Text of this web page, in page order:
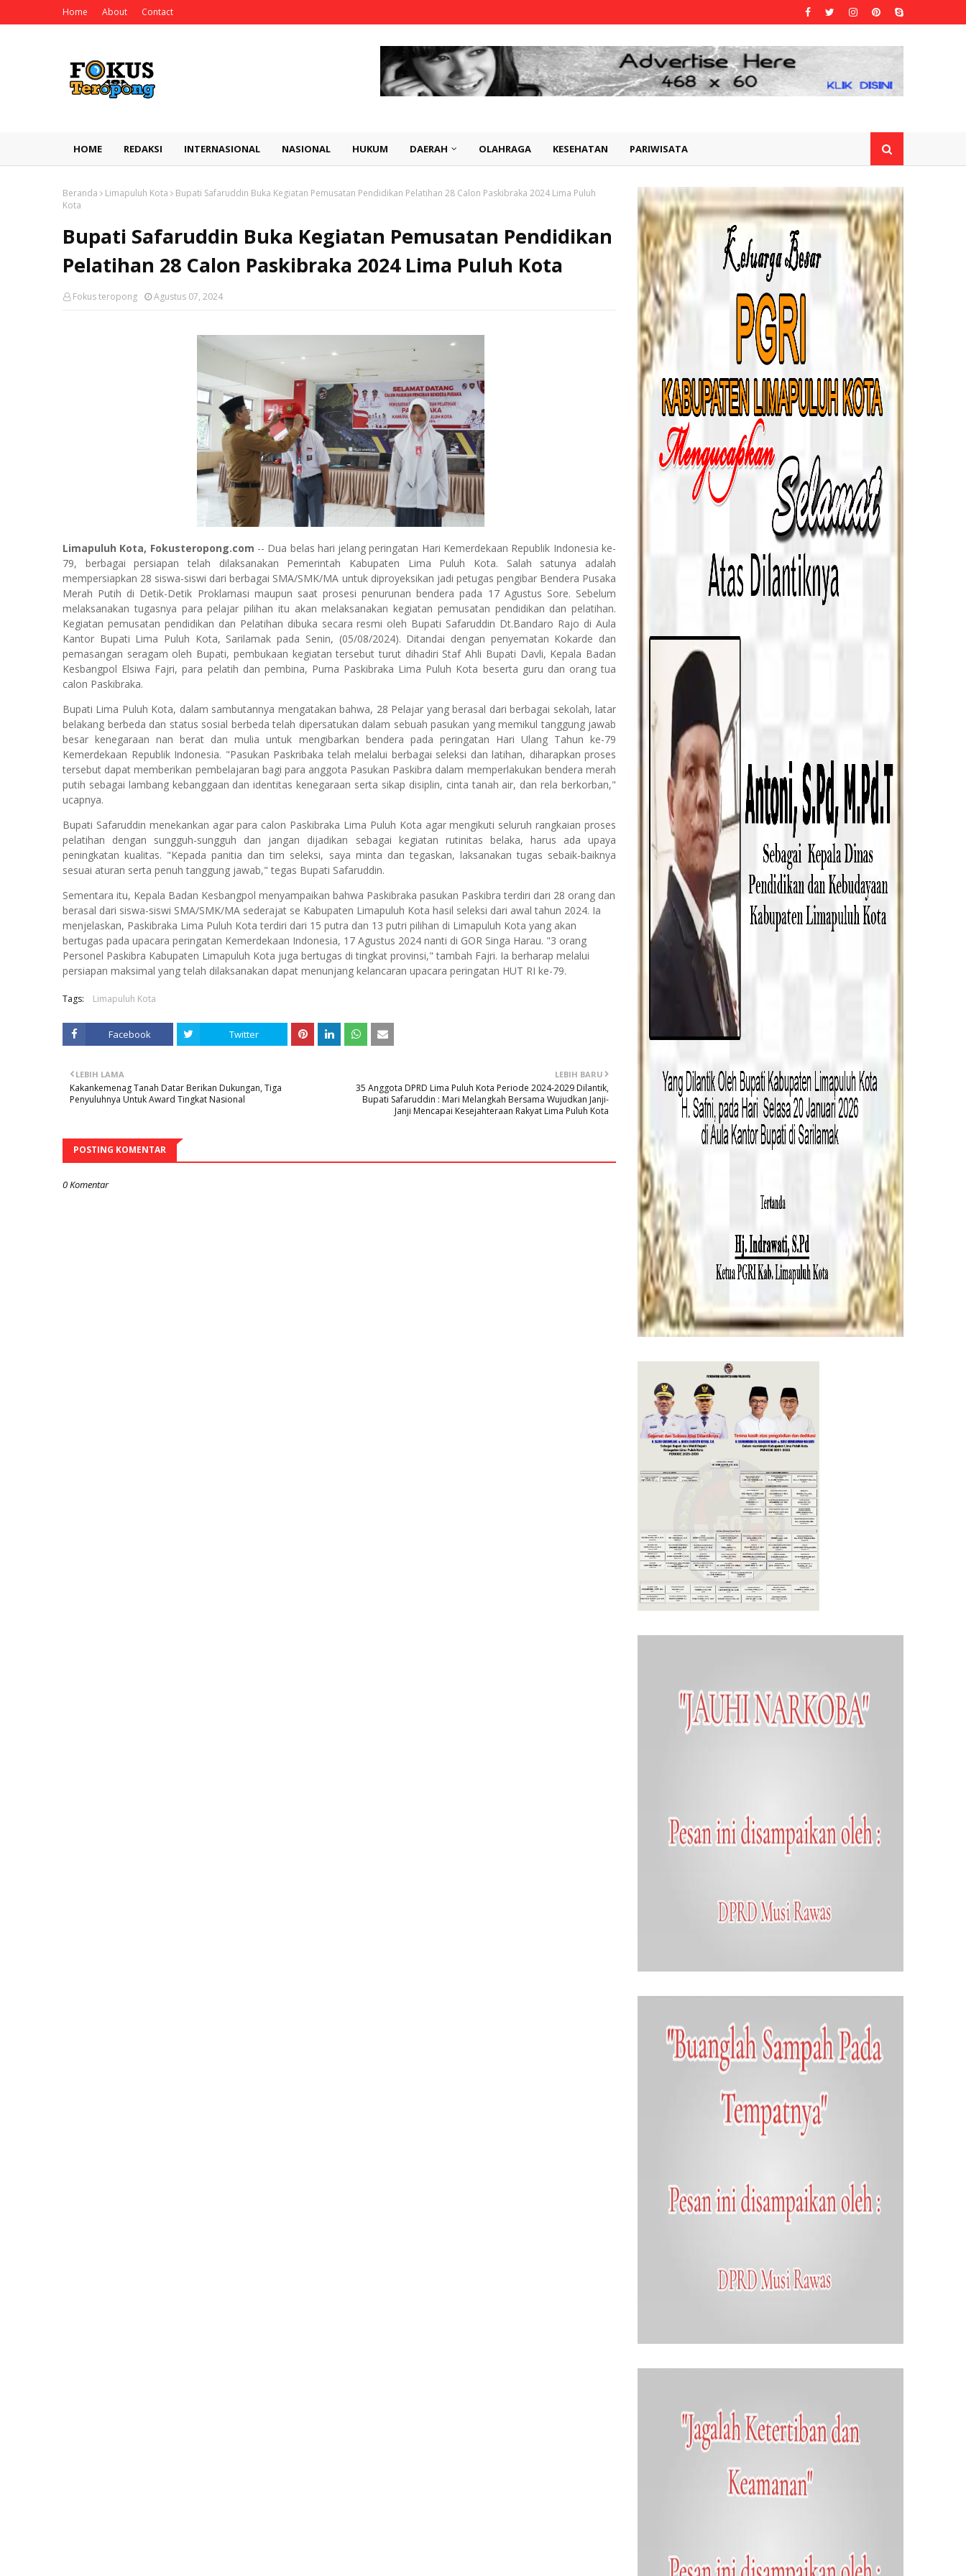
Home About Contact
HOME REDAKSI INTERNASIONAL NASIONAL HUKUM DAERAH OLAHRAGA KESEHATAN PARIWISATA
Beranda Limapuluh Kota
Bupati Safaruddin Buka Kegiatan Pemusatan Pendidikan Pelatihan 28 Calon Paskibraka 2024 Lima Puluh
Kota
Bupati Safaruddin Buka Kegiatan Pemusatan Pendidikan
Pelatihan 28 Calon Paskibraka 2024 Lima Puluh Kota
Fokus teropong Agustus 07, 2024
Limapuluh Kota, Fokusteropong.com -- Dua belas hari jelang peringatan Hari Kemerdekaan Republik Indonesia ke-
79, berbagai persiapan telah dilaksanakan Pemerintah Kabupaten Lima Puluh Kota. Salah satunya adalah
mempersiapkan 28 siswa-siswi dari berbagai SMA/SMK/MA untuk diproyeksikan jadi petugas pengibar Bendera Pusaka
Merah Putih di Detik-Detik Proklamasi maupun saat prosesi penurunan bendera pada 17 Agustus Sore. Sebelum
melaksanakan tugasnya para pelajar pilihan itu akan melaksanakan kegiatan pemusatan pendidikan dan pelatihan.
Kegiatan pemusatan pendidikan dan Pelatihan dibuka secara resmi oleh Bupati Safaruddin Dt.Bandaro Rajo di Aula
Kantor Bupati Lima Puluh Kota, Sarilamak pada Senin, (05/08/2024). Ditandai dengan penyematan Kokarde dan
pemasangan seragam oleh Bupati, pembukaan kegiatan tersebut turut dihadiri Staf Ahli Bupati Davli, Kepala Badan
Kesbangpol Elsiwa Fajri, para pelatih dan pembina, Purna Paskibraka Lima Puluh Kota beserta guru dan orang tua
calon Paskibraka.
Bupati Lima Puluh Kota, dalam sambutannya mengatakan bahwa, 28 Pelajar yang berasal dari berbagai sekolah, latar
belakang berbeda dan status sosial berbeda telah dipersatukan dalam sebuah pasukan yang memikul tanggung jawab
besar kenegaraan nan berat dan mulia untuk mengibarkan bendera pada peringatan Hari Ulang Tahun ke-79
Kemerdekaan Republik Indonesia. "Pasukan Paskribaka telah melalui berbagai seleksi dan latihan, diharapkan proses
tersebut dapat memberikan pembelajaran bagi para anggota Pasukan Paskibra dalam memperlakukan bendera merah
putih sebagai lambang kebanggaan dan identitas kenegaraan serta sikap disiplin, cinta tanah air, dan rela berkorban,"
ucapnya.
Bupati Safaruddin menekankan agar para calon Paskibraka Lima Puluh Kota agar mengikuti seluruh rangkaian proses
pelatihan dengan sungguh-sungguh dan jangan dijadikan sebagai kegiatan rutinitas belaka, harus ada upaya
peningkatan kualitas. "Kepada panitia dan tim seleksi, saya minta dan tegaskan, laksanakan tugas sebaik-baiknya
sesuai aturan serta penuh tanggung jawab," tegas Bupati Safaruddin.
Sementara itu, Kepala Badan Kesbangpol menyampaikan bahwa Paskibraka pasukan Paskibra terdiri dari 28 orang dan
berasal dari siswa-siswi SMA/SMK/MA sederajat se Kabupaten Limapuluh Kota hasil seleksi dari awal tahun 2024. Ia
menjelaskan, Paskibraka Lima Puluh Kota terdiri dari 15 putra dan 13 putri pilihan di Limapuluh Kota yang akan
bertugas pada upacara peringatan Kemerdekaan Indonesia, 17 Agustus 2024 nanti di GOR Singa Harau. "3 orang
Personel Paskibra Kabupaten Limapuluh Kota juga bertugas di tingkat provinsi," tambah Fajri. Ia berharap melalui
persiapan maksimal yang telah dilaksanakan dapat menunjang kelancaran upacara peringatan HUT RI ke-79.
Tags: Limapuluh Kota
Facebook Twitter
LEBIH BARU
35 Anggota DPRD Lima Puluh Kota Periode 2024-2029 Dilantik,
Bupati Safaruddin : Mari Melangkah Bersama Wujudkan Janji-
Janji Mencapai Kesejahteraan Rakyat Lima Puluh Kota
LEBIH LAMA
Kakankemenag Tanah Datar Berikan Dukungan, Tiga
Penyuluhnya Untuk Award Tingkat Nasional
POSTING KOMENTAR
0 Komentar